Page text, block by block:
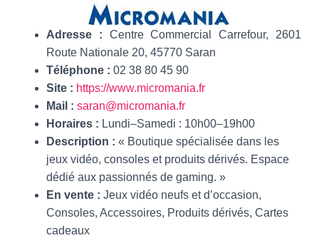
Adresse : Centre Commercial Carrefour, 2601
Route Nationale 20, 45770 Saran
Téléphone : 02 38 80 45 90
Site : https://www.micromania.fr
Mail : saran@micromania.fr
Horaires : Lundi–Samedi : 10h00–19h00
Description : « Boutique spécialisée dans les
jeux vidéo, consoles et produits dérivés. Espace
dédié aux passionnés de gaming. »
En vente : Jeux vidéo neufs et d’occasion,
Consoles, Accessoires, Produits dérivés, Cartes
cadeaux